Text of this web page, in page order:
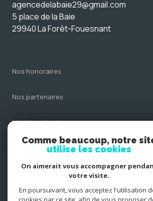
agencedelabaie29@gmail.com
5 place de la Baie
29940 La Forêt-Fouesnant
nos honoraires
nos partenaires
mentions légales
cookies
Comme beaucoup, notre
utilise les cookies
On aimerait vous accompagner
votre visite.
En poursuivant, vous acceptez l'utilisation